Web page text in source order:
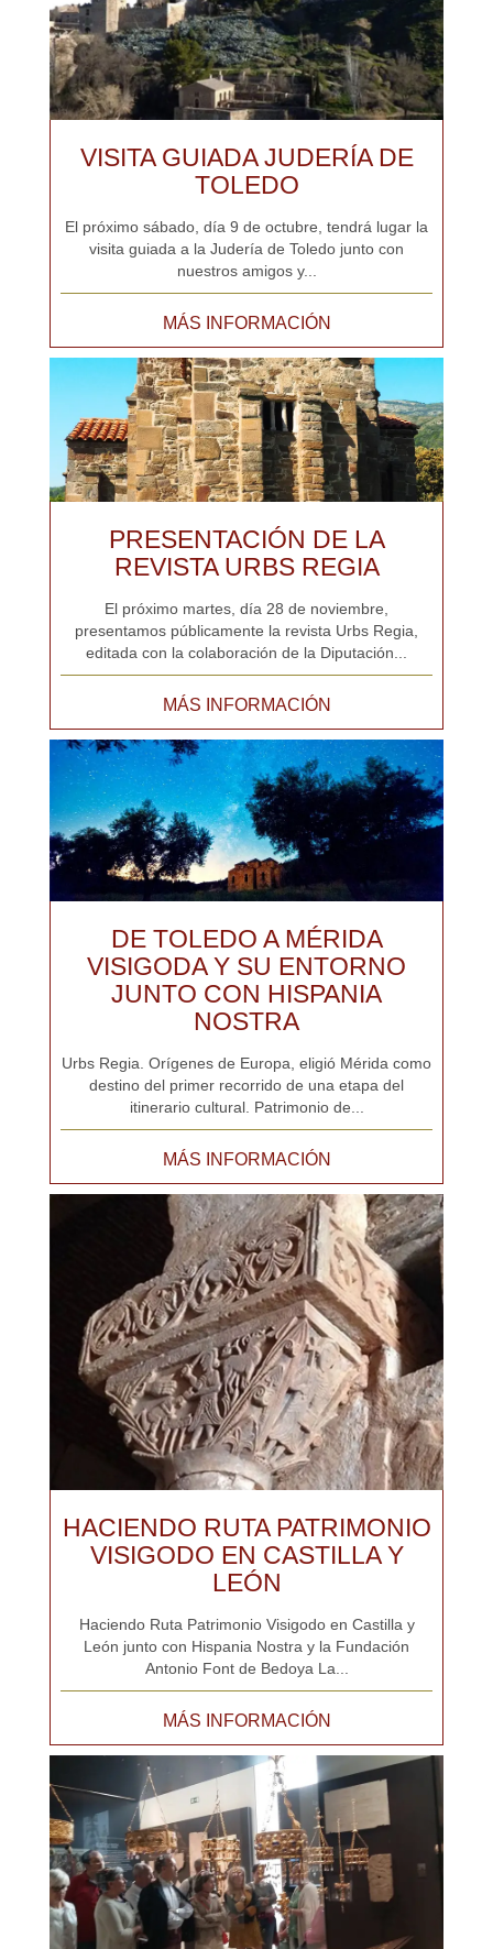
VISITA GUIADA JUDERÍA DE
TOLEDO
El próximo sábado, día 9 de octubre, tendrá lugar la
visita guiada a la Judería de Toledo junto con
nuestros amigos y...
MÁS INFORMACIÓN
PRESENTACIÓN DE LA
REVISTA URBS REGIA
El próximo martes, día 28 de noviembre,
presentamos públicamente la revista Urbs Regia,
editada con la colaboración de la Diputación...
MÁS INFORMACIÓN
DE TOLEDO A MÉRIDA
VISIGODA Y SU ENTORNO
JUNTO CON HISPANIA
NOSTRA
Urbs Regia. Orígenes de Europa, eligió Mérida como
destino del primer recorrido de una etapa del
itinerario cultural. Patrimonio de...
MÁS INFORMACIÓN
HACIENDO RUTA PATRIMONIO
VISIGODO EN CASTILLA Y
LEÓN
Haciendo Ruta Patrimonio Visigodo en Castilla y
León junto con Hispania Nostra y la Fundación
Antonio Font de Bedoya La...
MÁS INFORMACIÓN